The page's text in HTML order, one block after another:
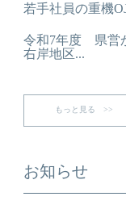
若手社員の重機
令和7年度 県
右岸地区...
もっと見る >>
お知らせ